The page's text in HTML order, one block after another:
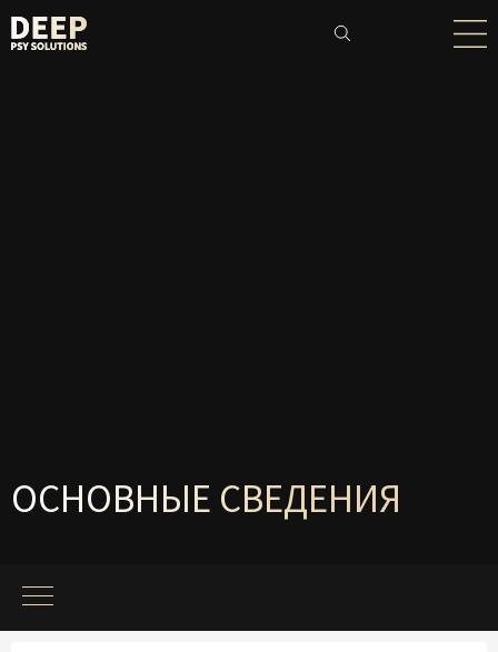
ОСНОВНЫЕ СВЕДЕНИЯ